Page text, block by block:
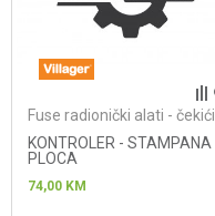
Fuse radionički alati - čekići
KONTROLER - STAMPANA
PLOCA
74,00 KM